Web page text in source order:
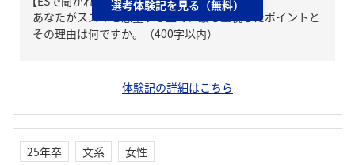
あなたがスズキを志望する上で、最も重視したポイントと
その理由は何ですか。（400字以内）
体験記の詳細はこちら
選考体験記を見る（無料）
25年卒 文系
女性